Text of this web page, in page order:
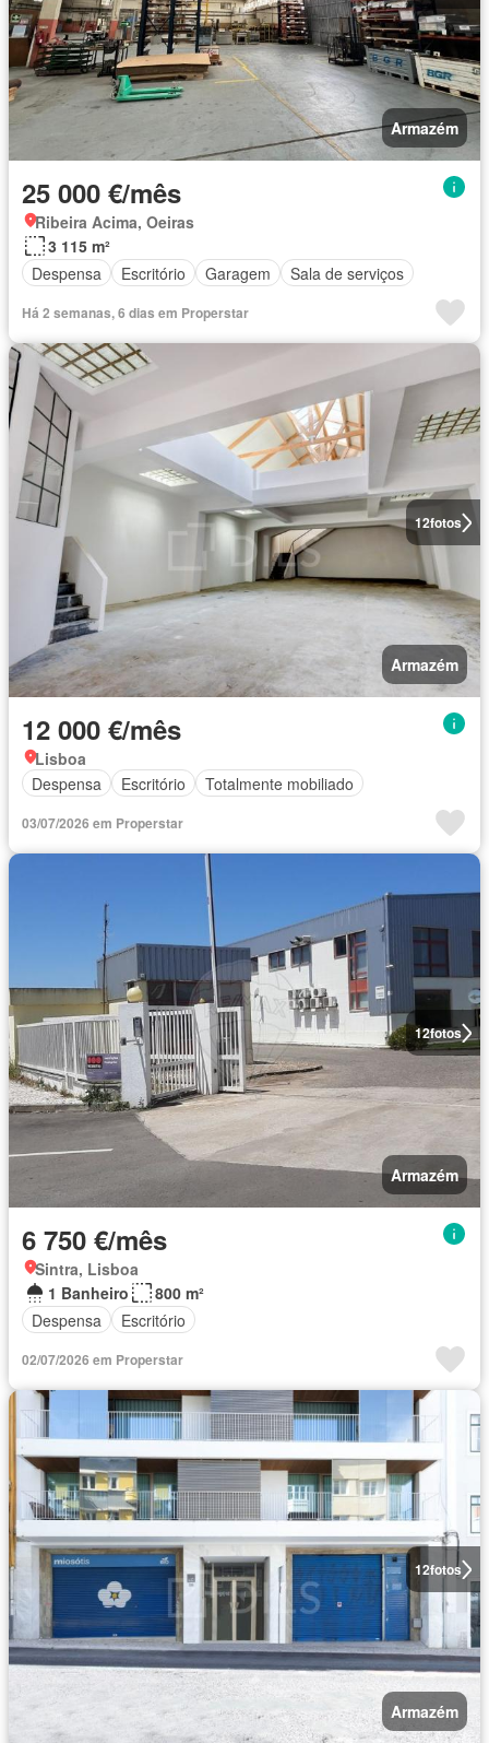
Armazém
25 000 €/mês
Ribeira Acima, Oeiras
3 115 m²
Despensa
Escritório Garagem Sala de serviços
Há 2 semanas, 6 dias em Properstar
12fotos
Armazém
12 000 €/mês
Lisboa
Despensa
Escritório Totalmente mobiliado
03/07/2026 em Properstar
12fotos
Armazém
6 750 €/mês
Sintra, Lisboa
1 Banheiro
800 m²
Despensa
Escritório
02/07/2026 em Properstar
12fotos
Armazém